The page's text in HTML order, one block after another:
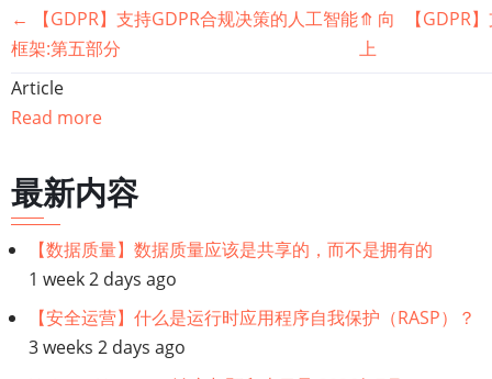
书
籍
遍
历
链
接：
【GDPR】
←
【GDPR】支持GDPR合规决策的人工智能
框架:第五部分
⤊ 向
上
【GDPR
Article
Read more
最新内容
【数据质量】数据质量应该是共享的，而不是拥有的
1 week 2 days ago
【安全运营】什么是运行时应用程序自我保护（RASP）？
3 weeks 2 days ago